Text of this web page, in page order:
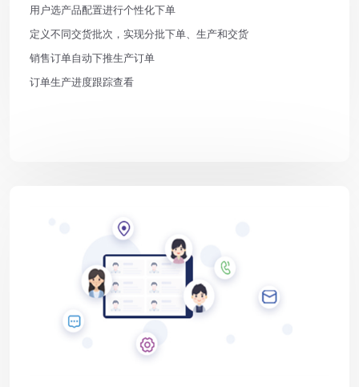
用户选产品配置进行个性化下单
定义不同交货批次，实现分批下单、生产和交货
销售订单自动下推生产订单
订单生产进度跟踪查看